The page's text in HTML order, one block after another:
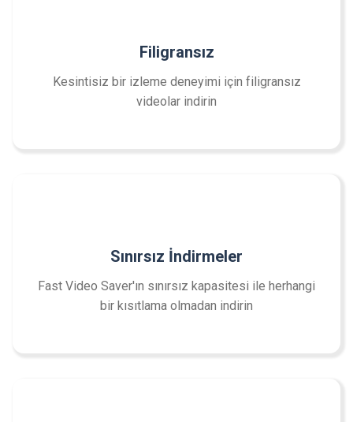
Filigransız
Kesintisiz bir izleme deneyimi için filigransız
videolar indirin
Sınırsız İndirmeler
Fast Video Saver'ın sınırsız kapasitesi ile herhangi
bir kısıtlama olmadan indirin